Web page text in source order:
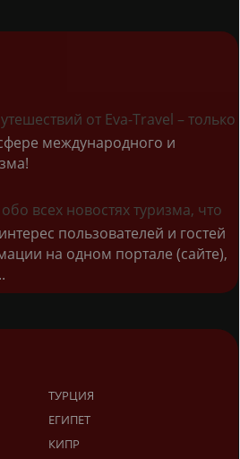
от Eva-Travel – только
международного и
всех новостях туризма, что
пользователей и гостей
на одном портале (сайте),
ТУРЦИЯ
ЕГИПЕТ
КИПР